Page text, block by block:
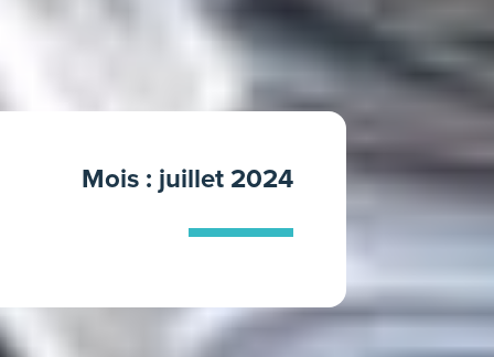
Mois : juillet 2024